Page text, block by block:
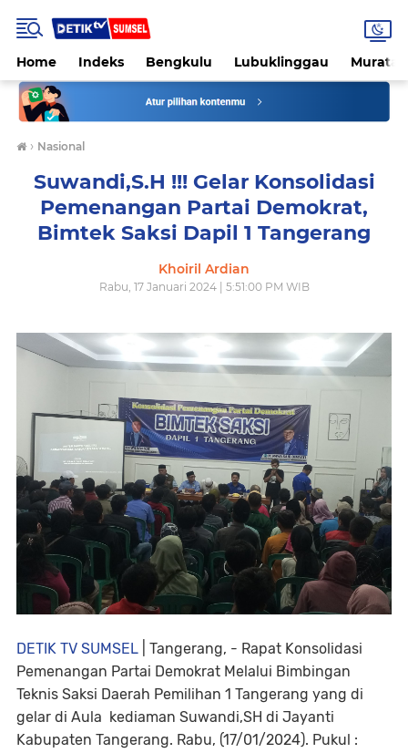
Home Indeks Bengkulu Lubuklinggau
› Nasional
Suwandi,S.H !!! Gelar Konsolidasi
Pemenangan Partai Demokrat,
Bimtek Saksi Dapil 1 Tangerang
Khoiril Ardian
Rabu, 17 Januari 2024 | 5:51:00 PM WIB
DETIK TV SUMSEL | Tangerang, - Rapat Konsolidasi
Pemenangan Partai Demokrat Melalui Bimbingan
Teknis Saksi Daerah Pemilihan 1 Tangerang yang di
gelar di Aula kediaman Suwandi,SH di Jayanti
Kabupaten Tangerang. Rabu, (17/01/2024). Pukul :